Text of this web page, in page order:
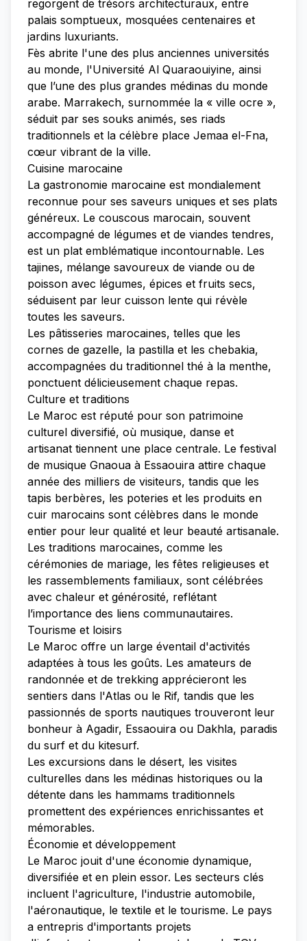
regorgent de trésors architecturaux, entre
palais somptueux, mosquées centenaires et
jardins luxuriants.
Fès abrite l'une des plus anciennes universités
au monde, l'Université Al Quaraouiyine, ainsi
que l’une des plus grandes médinas du monde
arabe. Marrakech, surnommée la « ville ocre »,
séduit par ses souks animés, ses riads
traditionnels et la célèbre place Jemaa el-Fna,
cœur vibrant de la ville.
Cuisine marocaine
La gastronomie marocaine est mondialement
reconnue pour ses saveurs uniques et ses plats
généreux. Le couscous marocain, souvent
accompagné de légumes et de viandes tendres,
est un plat emblématique incontournable. Les
tajines, mélange savoureux de viande ou de
poisson avec légumes, épices et fruits secs,
séduisent par leur cuisson lente qui révèle
toutes les saveurs.
Les pâtisseries marocaines, telles que les
cornes de gazelle, la pastilla et les chebakia,
accompagnées du traditionnel thé à la menthe,
ponctuent délicieusement chaque repas.
Culture et traditions
Le Maroc est réputé pour son patrimoine
culturel diversifié, où musique, danse et
artisanat tiennent une place centrale. Le festival
de musique Gnaoua à Essaouira attire chaque
année des milliers de visiteurs, tandis que les
tapis berbères, les poteries et les produits en
cuir marocains sont célèbres dans le monde
entier pour leur qualité et leur beauté artisanale.
Les traditions marocaines, comme les
cérémonies de mariage, les fêtes religieuses et
les rassemblements familiaux, sont célébrées
avec chaleur et générosité, reflétant
l’importance des liens communautaires.
Tourisme et loisirs
Le Maroc offre un large éventail d'activités
adaptées à tous les goûts. Les amateurs de
randonnée et de trekking apprécieront les
sentiers dans l'Atlas ou le Rif, tandis que les
passionnés de sports nautiques trouveront leur
bonheur à Agadir, Essaouira ou Dakhla, paradis
du surf et du kitesurf.
Les excursions dans le désert, les visites
culturelles dans les médinas historiques ou la
détente dans les hammams traditionnels
promettent des expériences enrichissantes et
mémorables.
Économie et développement
Le Maroc jouit d'une économie dynamique,
diversifiée et en plein essor. Les secteurs clés
incluent l'agriculture, l'industrie automobile,
l'aéronautique, le textile et le tourisme. Le pays
a entrepris d'importants projets